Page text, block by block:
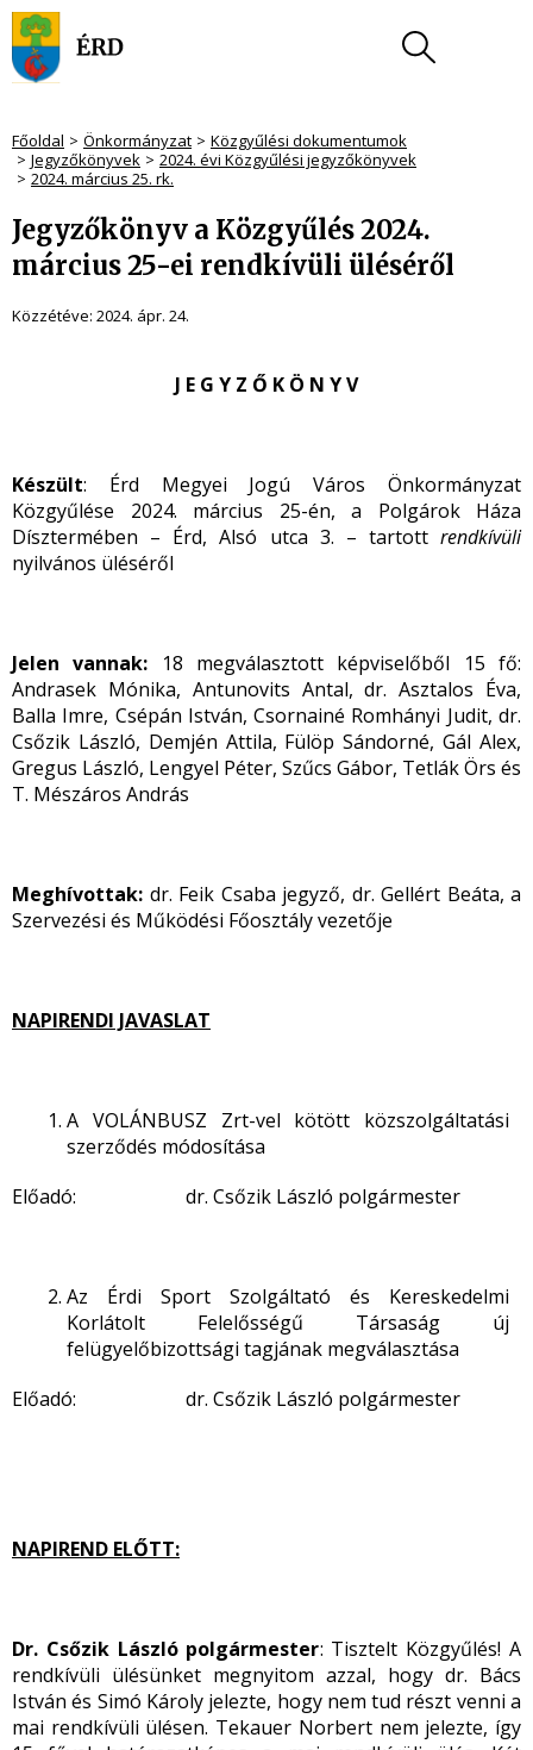
Főoldal Önkormányzat
Közgyűlési dokumentumok
Jegyzőkönyvek
2024. évi Közgyűlési jegyzőkönyvek
2024. március 25. rk.
Jegyzőkönyv a Közgyűlés 2024.
március 25-ei rendkívüli üléséről
Közzétéve: 2024. ápr. 24.
J E G Y Z Ő K Ö N Y V
Készült: Érd Megyei Jogú Város Önkormányzat
Közgyűlése 2024. március 25-én, a Polgárok Háza
Dísztermében – Érd, Alsó utca 3. – tartott rendkívüli
nyilvános üléséről
Jelen vannak: 18 megválasztott képviselőből 15 fő:
Andrasek Mónika, Antunovits Antal, dr. Asztalos Éva,
Balla Imre, Csépán István, Csornainé Romhányi Judit, dr.
Csőzik László, Demjén Attila, Fülöp Sándorné, Gál Alex,
Gregus László, Lengyel Péter, Szűcs Gábor, Tetlák Örs és
T. Mészáros András
Meghívottak: dr. Feik Csaba jegyző, dr. Gellért Beáta, a
Szervezési és Működési Főosztály vezetője
NAPIRENDI JAVASLAT
A VOLÁNBUSZ Zrt-vel kötött közszolgáltatási
szerződés módosítása
Előadó: dr. Csőzik László polgármester
Az Érdi Sport Szolgáltató és Kereskedelmi
Korlátolt Felelősségű Társaság új
felügyelőbizottsági tagjának megválasztása
Előadó: dr. Csőzik László polgármester
NAPIREND ELŐTT:
Dr. Csőzik László polgármester: Tisztelt Közgyűlés! A
rendkívüli ülésünket megnyitom azzal, hogy dr. Bács
István és Simó Károly jelezte, hogy nem tud részt venni a
mai rendkívüli ülésen. Tekauer Norbert nem jelezte, így